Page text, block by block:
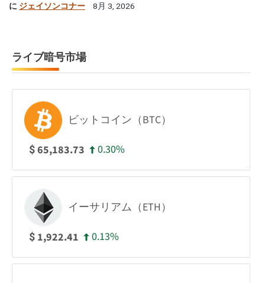
に ジェイソンコナー 8月 3, 2026
ライブ暗号市場
ビットコイン（BTC）
$65,183.73 0.30%
イーサリアム（ETH）
$ 1,922.41 0.13%